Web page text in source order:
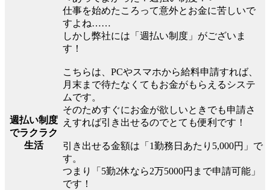
週払い制度
でラクラク
生活
仕事を始めたころって意外とお金に苦しいで
すよね……
しかし弊社には「週払い制度」がございま
す！
こちらは、PCやスマホから給料申請すれば、
月末まで待たなくてもお金がもらえるシステ
ムです。
そのためすぐにお金が欲しいときでも申請さ
えすれば引き出せるのでとても便利です！
引き出せる金額は「1勤務日あたり5,000円」で
す。
つまり「5勤2休なら2万5000円まで申請可能」
です！